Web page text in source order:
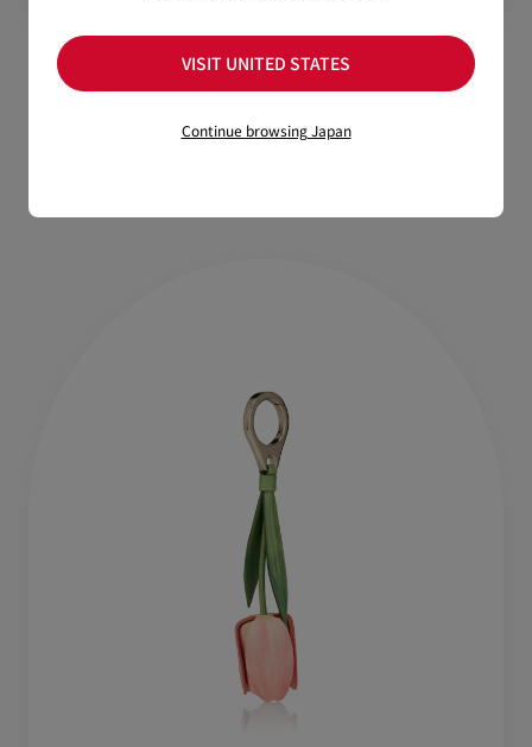
W PANETTONE WAL
ロングウォレット - カーフレザー -
So Kate LB0008
アイウェア - アセテート - Red
VISIT UNITED STATES
Continue browsing Japan